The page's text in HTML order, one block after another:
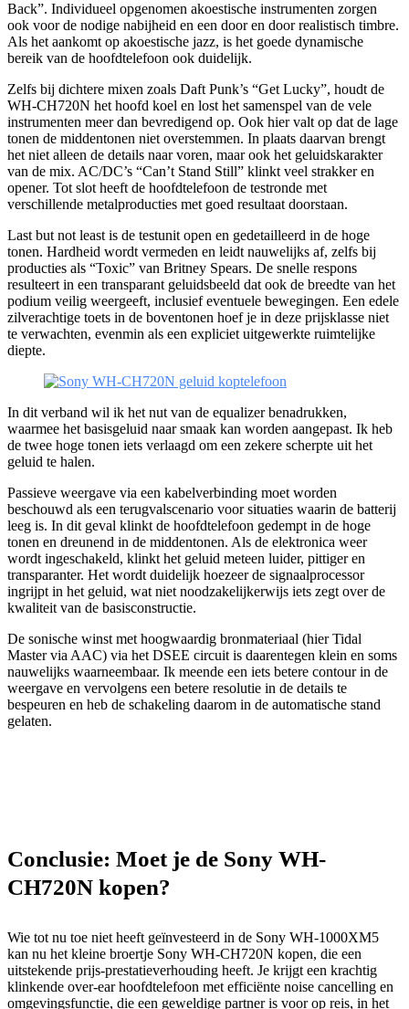
Back”. Individueel opgenomen akoestische instrumenten zorgen
ook voor de nodige nabijheid en een door en door realistisch timbre.
Als het aankomt op akoestische jazz, is het goede dynamische
bereik van de hoofdtelefoon ook duidelijk.
Zelfs bij dichtere mixen zoals Daft Punk’s “Get Lucky”, houdt de
WH-CH720N het hoofd koel en lost het samenspel van de vele
instrumenten meer dan bevredigend op. Ook hier valt op dat de lage
tonen de middentonen niet overstemmen. In plaats daarvan brengt
het niet alleen de details naar voren, maar ook het geluidskarakter
van de mix. AC/DC’s “Can’t Stand Still” klinkt veel strakker en
opener. Tot slot heeft de hoofdtelefoon de testronde met
verschillende metalproducties met goed resultaat doorstaan.
Last but not least is de testunit open en gedetailleerd in de hoge
tonen. Hardheid wordt vermeden en leidt nauwelijks af, zelfs bij
producties als “Toxic” van Britney Spears. De snelle respons
resulteert in een transparant geluidsbeeld dat ook de breedte van het
podium veilig weergeeft, inclusief eventuele bewegingen. Een edele
zilverachtige toets in de boventonen hoef je in deze prijsklasse niet
te verwachten, evenmin als een expliciet uitgewerkte ruimtelijke
diepte.
In dit verband wil ik het nut van de equalizer benadrukken,
waarmee het basisgeluid naar smaak kan worden aangepast. Ik heb
de twee hoge tonen iets verlaagd om een zekere scherpte uit het
geluid te halen.
Passieve weergave via een kabelverbinding moet worden
beschouwd als een terugvalscenario voor situaties waarin de batterij
leeg is. In dit geval klinkt de hoofdtelefoon gedempt in de hoge
tonen en dreunend in de middentonen. Als de elektronica weer
wordt ingeschakeld, klinkt het geluid meteen luider, pittiger en
transparanter. Het wordt duidelijk hoezeer de signaalprocessor
ingrijpt in het geluid, wat niet noodzakelijkerwijs iets zegt over de
kwaliteit van de basisconstructie.
De sonische winst met hoogwaardig bronmateriaal (hier Tidal
Master via AAC) via het DSEE circuit is daarentegen klein en soms
nauwelijks waarneembaar. Ik meende een iets betere contour in de
weergave en vervolgens een betere resolutie in de details te
bespeuren en heb de schakeling daarom in de automatische stand
gelaten.
Conclusie: Moet je de Sony WH-
CH720N kopen?
Wie tot nu toe niet heeft geïnvesteerd in de Sony WH-1000XM5
kan nu het kleine broertje Sony WH-CH720N kopen, die een
uitstekende prijs-prestatieverhouding heeft. Je krijgt een krachtig
klinkende over-ear hoofdtelefoon met efficiënte noise cancelling en
omgevingsfunctie, die een geweldige partner is voor op reis, in het